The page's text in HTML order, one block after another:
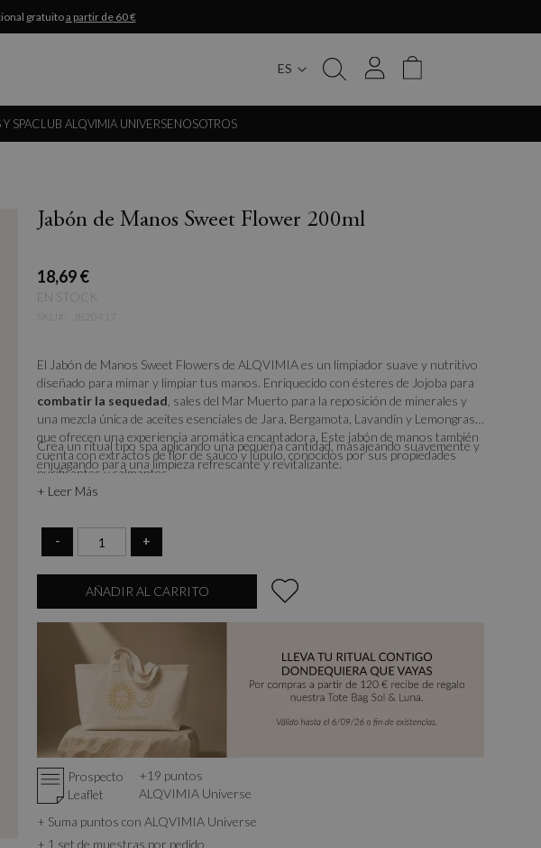
gratuitoa partir de 60 €
ES
My Cart
SPACLUB ALQVIMIA UNIVERSENOSOTROS
Jabón de Manos Sweet Flower 200ml
18,69 €
EN STOCK
JB20417
El Jabón de Manos Sweet Flowers de ALQVIMIA es un limpiador suave y nutritivo
diseñado para mimar y limpiar tus manos. Enriquecido con ésteres de Jojoba para
combatir la sequedad , sales del Mar Muerto para la reposición de minerales y
una mezcla única de aceites esenciales de Jara, Bergamota, Lavandín y Lemongrass,
que ofrecen una experiencia aromática encantadora. Este jabón de manos también
cuenta con extractos de flor de saúco y lúpulo, conocidos por sus propiedades
purificantes y calmantes.
Crea un ritual tipo spa aplicando una pequeña cantidad, masajeando suavemente y
enjuagando para una limpieza refrescante y revitalizante.
+ Leer Más
- +
AÑADIR AL CARRITO
Prospecto
Leaflet
+19 puntos
ALQVIMIA Universe
+ Suma puntos con ALQVIMIA Universe
+ 1 set de muestras por pedido